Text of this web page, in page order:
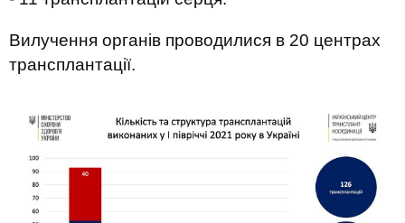
Вилучення органів проводилися в 20 центрах
трансплантації.